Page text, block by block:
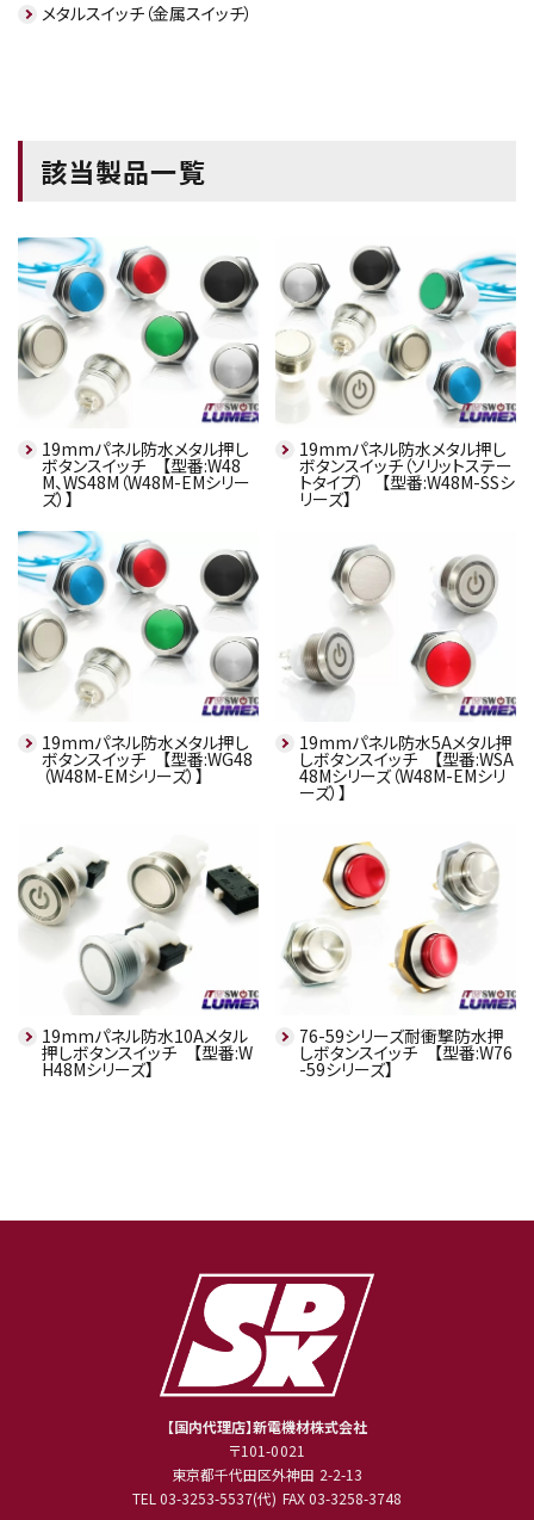
メタルスイッチ（金属スイッチ）
該当製品一覧
19mmパネル防水メタル押し
ボタンスイッチ 【型番:W48
M、WS48M（W48M-EMシリー
ズ）】
19mmパネル防水メタル押し
ボタンスイッチ（ソリットステー
トタイプ） 【型番:W48M-SSシ
リーズ】
19mmパネル防水メタル押し
ボタンスイッチ 【型番:WG48
（W48M-EMシリーズ）】
19mmパネル防水5Aメタル押
しボタンスイッチ 【型番:WSA
48Mシリーズ（W48M-EMシリ
ーズ）】
19mmパネル防水10Aメタル
押しボタンスイッチ 【型番:W
H48Mシリーズ】
76-59シリーズ耐衝撃防水押
しボタンスイッチ 【型番:W76
-59シリーズ】
【国内代理店】新電機材株式会社
〒101-0021
東京都千代田区外神田 2-2-13
TEL03-3253-5537(代) FAX 03-3258-3748